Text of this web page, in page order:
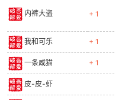
内裤大盗 + 1
我和可乐 + 1
一条咸猫 + 1
皮-皮-虾